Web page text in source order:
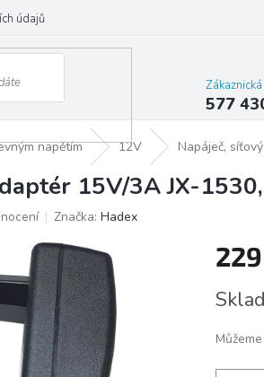
údajů
577
napětím 12V Napáječ,
15V/3A JX-
Značka: Hadex
cena: